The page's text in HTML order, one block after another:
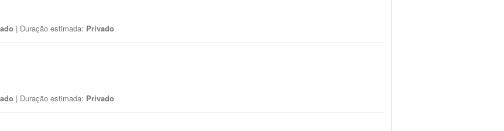
| Duração estimada: Privado
| Duração estimada: Privado